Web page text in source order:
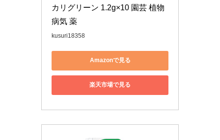
カリグリーン 1.2g×10 園芸 植物
病気 薬
kusuri18358
Amazonで見る
楽天市場で見る